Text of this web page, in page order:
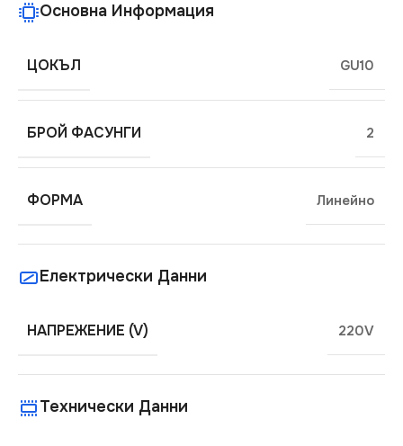
Основна Информация
ЦОКЪЛ GU10
БРОЙ ФАСУНГИ 2
ФОРМА Линейно
Електрически Данни
НАПРЕЖЕНИЕ (V) 220V
Технически Данни